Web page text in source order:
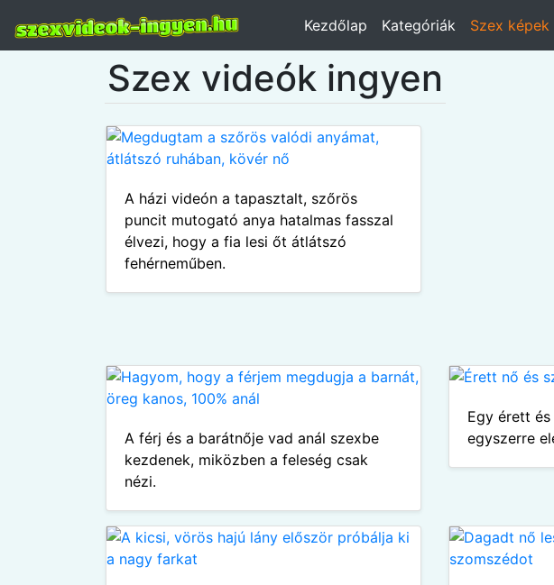
Kezdőlap Kategóriák Szex képek
Szex videók ingyen
A házi videón a tapasztalt, szőrös
puncit mutogató anya hatalmas fasszal
élvezi, hogy a fia lesi őt átlátszó
fehérneműben.
A férj és a barátnője vad anál szexbe
kezdenek, miközben a feleség csak
nézi.
Egy érett
egyszerre